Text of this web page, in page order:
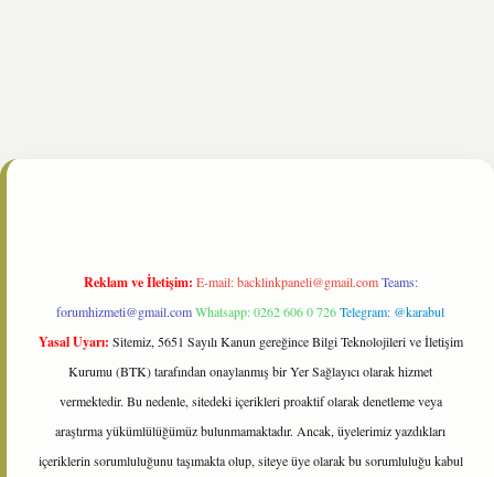
Reklam ve İletişim: E-mail:backlinkpaneli@gmail.com Teams:
forumhizmeti@gmail.comWhatsapp: 0262 606 0 726Telegram: @karabul
Yasal Uyarı: Sitemiz, 5651 Sayılı Kanun gereğince Bilgi Teknolojileri ve İletişim
Kurumu (BTK) tarafından onaylanmış bir Yer Sağlayıcı olarak hizmet
vermektedir. Bu nedenle, sitedeki içerikleri proaktif olarak denetleme veya
araştırma yükümlülüğümüz bulunmamaktadır. Ancak, üyelerimiz yazdıkları
içeriklerin sorumluluğunu taşımakta olup, siteye üye olarak bu sorumluluğu kabul